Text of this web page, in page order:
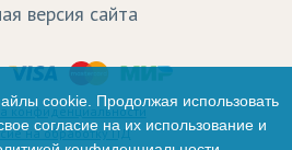
версия сайта
конфиденциальности
на обработку ПД
cookie. Продолжая использовать
согласие на их использование и